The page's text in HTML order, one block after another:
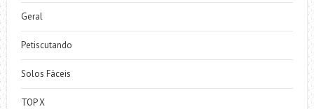
Geral
Petiscutando
Solos Fáceis
TOP X